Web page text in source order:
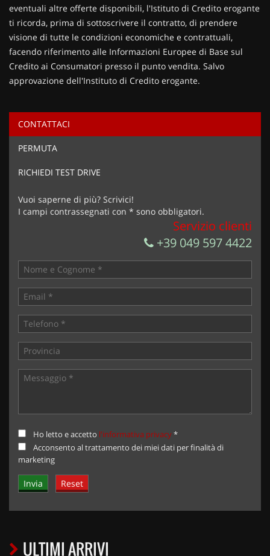
Ho letto e accettol'informativa privacy*
Acconsento al trattamento dei miei dati per finalità di
Invia la tua richiesta
eventuali altre offerte disponibili, l'Istituto di Credito erogante
ti ricorda, prima di sottoscrivere il contratto, di prendere
visione di tutte le condizioni economiche e contrattuali,
facendo riferimento alle Informazioni Europee di Base sul
Credito ai Consumatori presso il punto vendita. Salvo
approvazione dell'Instituto di Credito erogante.
CONTATTACI
PERMUTA
RICHIEDI TEST DRIVE
Vuoi saperne di più? Scrivici!
I campi contrassegnati con * sono obbligatori.
Servizio clienti
+39 049 597 4422
Ho letto e accetto l'informativa privacy*
Acconsento al trattamento dei miei dati per finalità di
marketing
ULTIMI ARRIVI